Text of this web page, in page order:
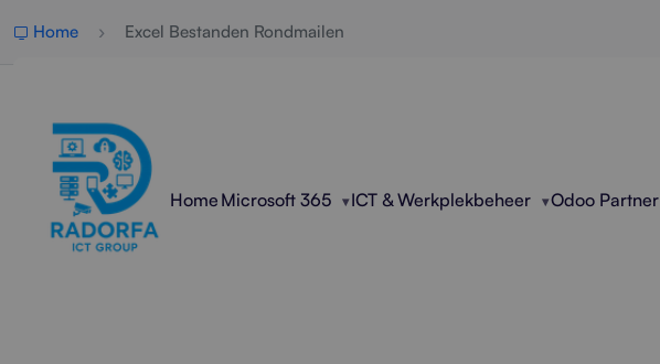
Home Microsoft 365 ICT & Werkplekbeheer Odoo Partner
Home Excel Bestanden Rondmailen